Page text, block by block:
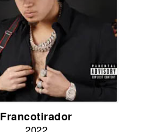
Francotirador
2022